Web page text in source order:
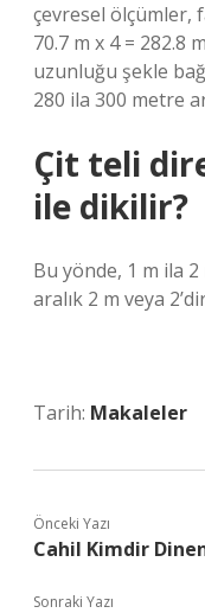
çevresel ölçümler,
70.7 m x 4 = 282.8
uzunluğu şekle
280 ila 300 metre
Çit teli
ile dikilir?
Bu yönde, 1 m ila
aralık 2 m veya
Tarih: Makaleler
Önceki Yazı
Cahil Kimdir
Sonraki Yazı